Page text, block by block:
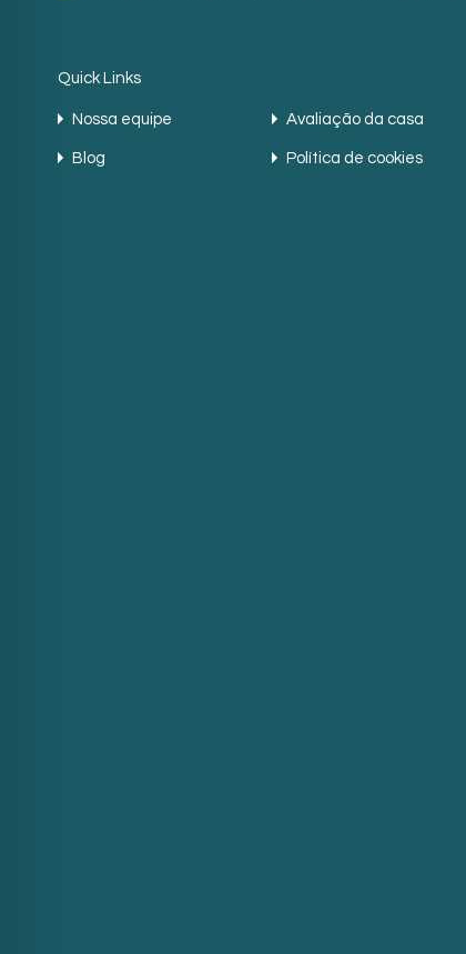
Quick Links
Nossa equipe Avaliação da casa
Blog Política de cookies